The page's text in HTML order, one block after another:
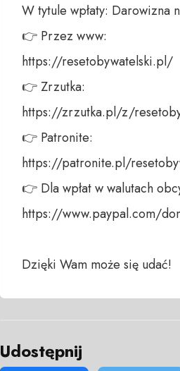
W tytule wpłaty: Darowizna
👉 Przez www:
https://resetobywatelski.pl/
👉 Zrzutka:
https://zrzutka.pl/z/
👉 Patronite:
https://patronite.pl/
👉 Dla wpłat w walutach
https://www.paypal.com/
Dzięki Wam może się udać!
Udostępnij